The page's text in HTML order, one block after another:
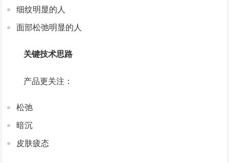
细纹明显的人
面部松弛明显的人
关键技术思路
产品更关注：
松弛
暗沉
皮肤疲态